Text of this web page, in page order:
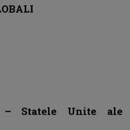
– Statele Unite ale